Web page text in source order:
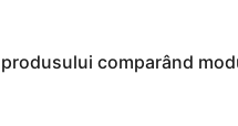
comparând